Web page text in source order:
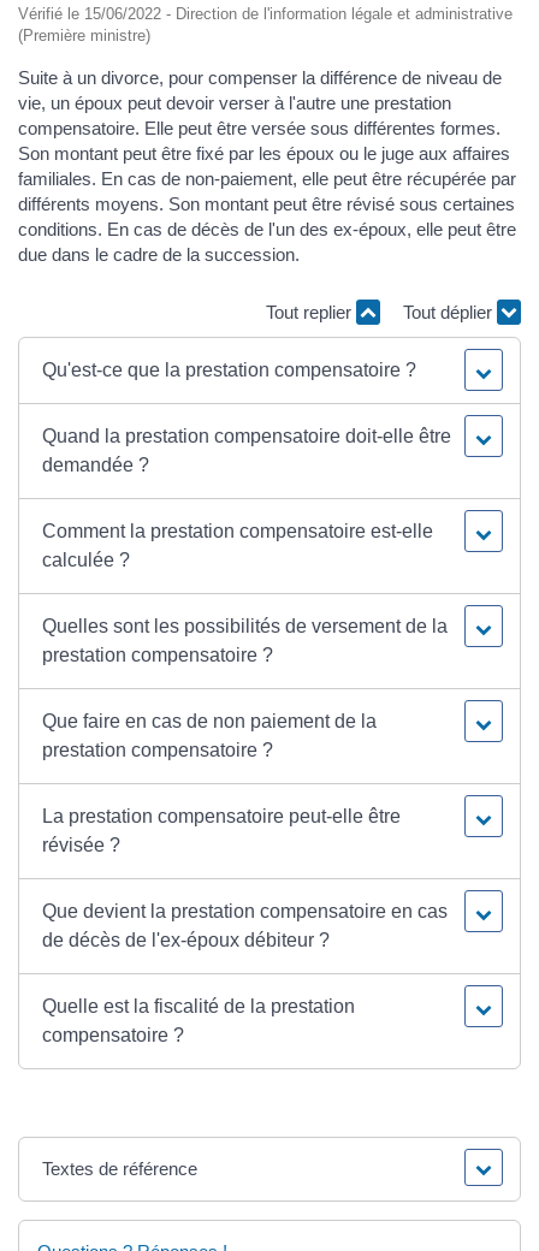
Vérifié le 15/06/2022 - Direction de l'information légale et administrative
(Première ministre)
Suite à un divorce, pour compenser la différence de niveau de
vie, un époux peut devoir verser à l'autre une prestation
compensatoire. Elle peut être versée sous différentes formes.
Son montant peut être fixé par les époux ou le juge aux affaires
familiales. En cas de non-paiement, elle peut être récupérée par
différents moyens. Son montant peut être révisé sous certaines
conditions. En cas de décès de l'un des ex-époux, elle peut être
due dans le cadre de la succession.
Tout replier Tout déplier
Qu'est-ce que la prestation compensatoire ?
Quand la prestation compensatoire doit-elle être
demandée ?
Comment la prestation compensatoire est-elle
calculée ?
Quelles sont les possibilités de versement de la
prestation compensatoire ?
Que faire en cas de non paiement de la
prestation compensatoire ?
La prestation compensatoire peut-elle être
révisée ?
Que devient la prestation compensatoire en cas
de décès de l'ex-époux débiteur ?
Quelle est la fiscalité de la prestation
compensatoire ?
Textes de référence